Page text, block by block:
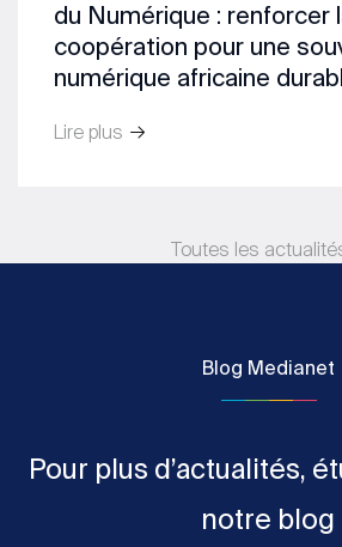
du Numérique : renforcer
coopération pour une
numérique africaine
Lire plus
Toutes les
Blog Medianet
Pour plus d’actualités,
notre blog